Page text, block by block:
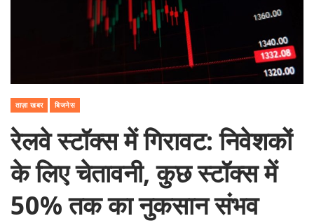
ताज़ा खबर बिजनेस
रेलवे स्टॉक्स में गिरावट: निवेशकों
के लिए चेतावनी, कुछ स्टॉक्स में
50% तक का नुकसान संभव